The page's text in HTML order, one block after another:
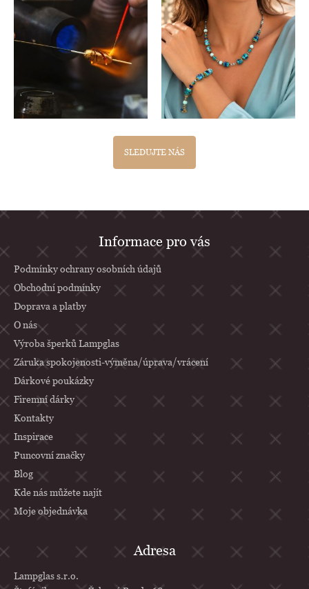
SLEDUJTE NÁS
á
a
í
Informace pro vás
Podmínky ochrany osobních údajů
Obchodní podmínky
Doprava a platby
O nás
Výroba šperků Lampglas
Záruka spokojenosti-výměna/úprava/vrácení
Dárkové poukázky
Firemní dárky
Kontakty
Inspirace
Puncovní značky
Blog
Kde nás můžete najít
Moje objednávka
Adresa
Lampglas s.r.o.